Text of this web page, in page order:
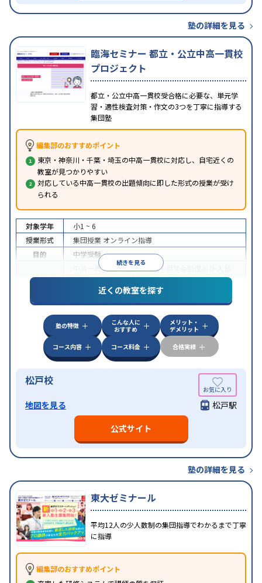
塾の詳細を見る
臨海セミナー 都立・公立中高一貫校
プロジェクト
都立・公立中高一貫校受合格に必要な、単元学
習・適性検査対策・作文の3つを丁寧に指導する
集団塾
編集部のおすすめポイント
東京・神奈川・千葉・埼玉の中高一貫校に対応し、自宅近くの
教室が見つかりやすい
対応している中高一貫校の出題傾向に即した形式の授業が受け
られる
続きを見る
対象学年
小1 ~ 6
授業形式
集団授業 オンライン指導
目的
中学受験
特徴
中高一貫校生に対応特待生・奨学金制度あり
に学力基準あり不登校生に対応オンライン対応1
科目から受講可能
近くの教室を探す
塾の特徴
こんな人に
おすすめ
メリット・
デメリット
コース内容
コース料金 合格実績
松戸校
地図を見る
松戸駅
公式サイト
塾の詳細を見る
東大ゼミナール
平均12人の少人数制の集団指導でわかるまで丁寧
に指導
編集部のおすすめポイント